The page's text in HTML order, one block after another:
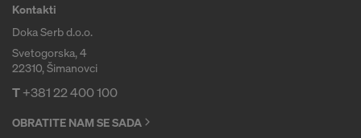
Kontakti
Doka Serb d.o.o.
Svetogorska, 4
22310, Šimanovci
T+381 22 400 100
OBRATITE NAM SE SADA